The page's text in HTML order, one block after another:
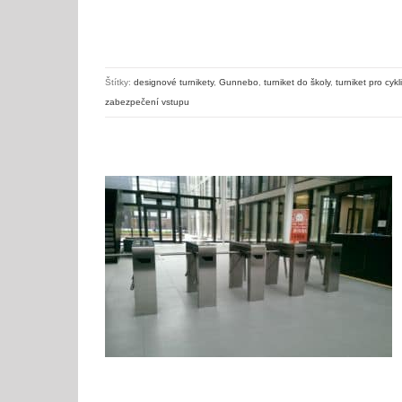
Štítky: designové turnikety, Gunnebo turniket do školy, turniket pro
zabezpečení vstupu